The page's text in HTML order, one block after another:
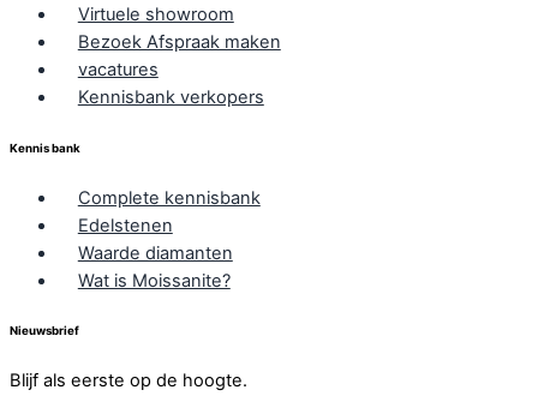
Virtuele showroom
Bezoek Afspraak maken
vacatures
Kennisbank verkopers
Kennis bank
Complete kennisbank
Edelstenen
Waarde diamanten
Wat is Moissanite?
Nieuwsbrief
Blijf als eerste op de hoogte.